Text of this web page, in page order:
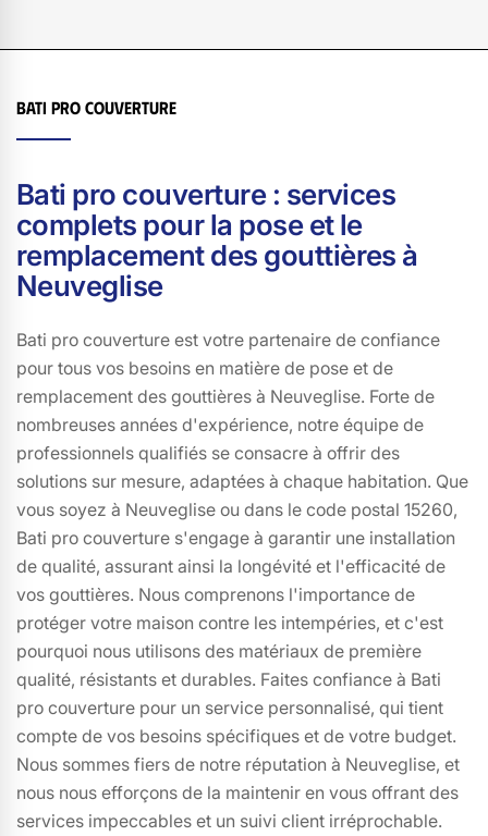
Bati pro couverture
Bati pro couverture : services
complets pour la pose et le
remplacement des gouttières à
Neuveglise
Bati pro couverture est votre partenaire de confiance
pour tous vos besoins en matière de pose et de
remplacement des gouttières à Neuveglise. Forte de
nombreuses années d'expérience, notre équipe de
professionnels qualifiés se consacre à offrir des
solutions sur mesure, adaptées à chaque habitation. Que
vous soyez à Neuveglise ou dans le code postal 15260,
Bati pro couverture s'engage à garantir une installation
de qualité, assurant ainsi la longévité et l'efficacité de
vos gouttières. Nous comprenons l'importance de
protéger votre maison contre les intempéries, et c'est
pourquoi nous utilisons des matériaux de première
qualité, résistants et durables. Faites confiance à Bati
pro couverture pour un service personnalisé, qui tient
compte de vos besoins spécifiques et de votre budget.
Nous sommes fiers de notre réputation à Neuveglise, et
nous nous efforçons de la maintenir en vous offrant des
services impeccables et un suivi client irréprochable.